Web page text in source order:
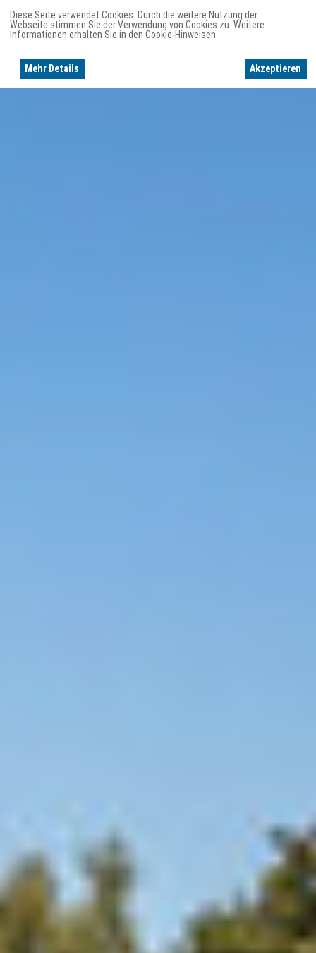
Diese Seite verwendet Cookies. Durch die weitere Nutzung der
Webseite stimmen Sie der Verwendung von Cookies zu. Weitere
Informationen erhalten Sie in den Cookie-Hinweisen.
Mehr Details Akzeptieren